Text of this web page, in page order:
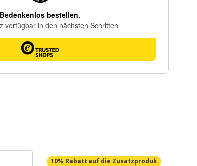
10% Rabatt auf die Zusatzproduk